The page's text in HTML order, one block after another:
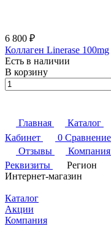
6 800 ₽
Коллаген Linerase 100mg
Есть в наличии
В корзину
Главная Каталог
Кабинет
0 Сравнение
Отзывы
Компания
Реквизиты
Регион
Интернет-магазин
Каталог
Акции
Компания